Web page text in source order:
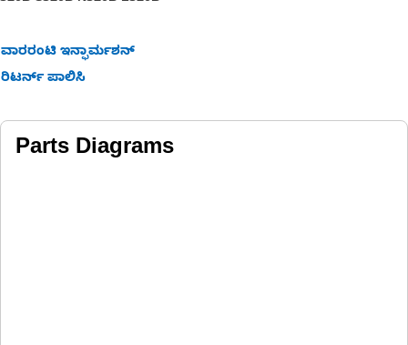
ವಾರರಂಟಿ ಇನ್ಫಾರ್ಮಶನ್
ರಿಟರ್ನ್ ಪಾಲಿಸಿ
Parts Diagrams